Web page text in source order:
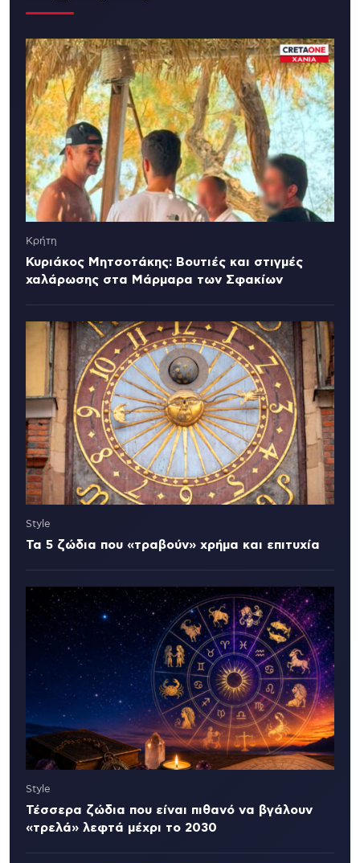
Κρήτη
Κυριάκος Μητσοτάκης: Βουτιές και στιγμές
χαλάρωσης στα Μάρμαρα των Σφακίων
Style
Τα 5 ζώδια που «τραβούν» χρήμα και επιτυχία
Style
Τέσσερα ζώδια που είναι πιθανό να βγάλουν
«τρελά» λεφτά μέχρι το 2030